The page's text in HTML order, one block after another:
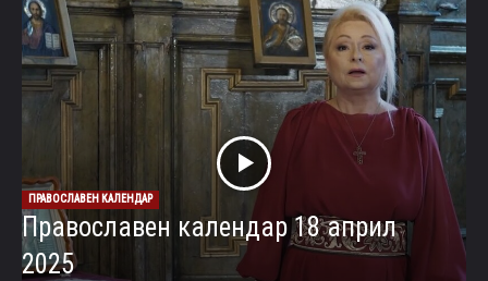
ПРАВОСЛАВЕН КАЛЕНДАР
Православен календар 18 април
2025